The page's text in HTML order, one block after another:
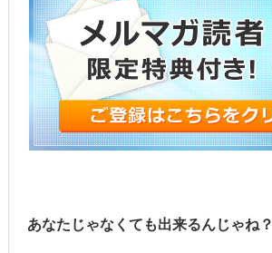
あなたじゃなくても出来るんじゃね？